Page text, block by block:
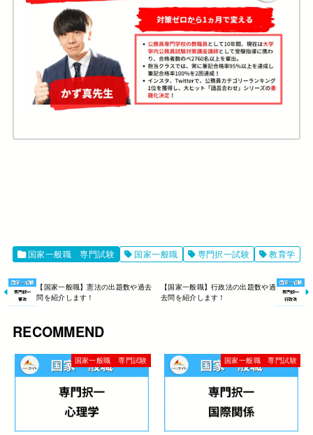
国家一般職 専門試験 国家一般職 専門択一試験 教育学
【国家一般職】憲法の出題数や過去
問を紹介します！
【国家一般職】行政法の出題数や過
去問を紹介します！
RECOMMEND
国家一般職 専門試験 国家一般職 専門試験